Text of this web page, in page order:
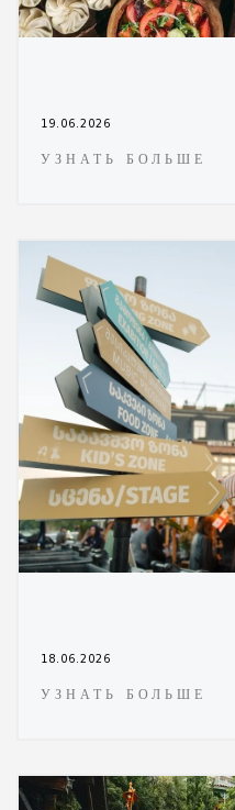
19.06.2026
УЗНАТЬ БОЛЬШЕ
18.06.2026
УЗНАТЬ БОЛЬШЕ